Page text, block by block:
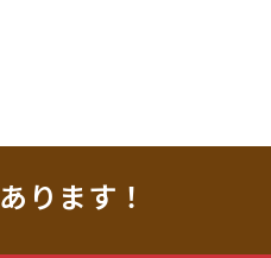
あります！